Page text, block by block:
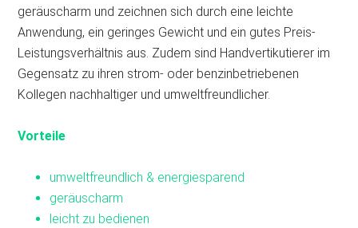
geräuscharm und zeichnen sich durch eine leichte
Anwendung, ein geringes Gewicht und ein gutes Preis-
Leistungsverhältnis aus. Zudem sind Handvertikutierer im
Gegensatz zu ihren strom- oder benzinbetriebenen
Kollegen nachhaltiger und umweltfreundlicher.
Vorteile
umweltfreundlich & energiesparend
geräuscharm
leicht zu bedienen